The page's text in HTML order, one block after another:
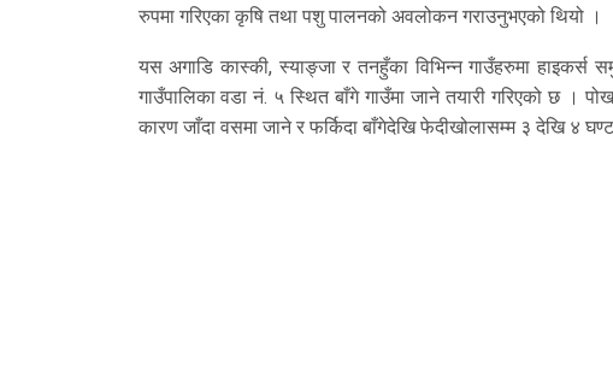
रुपमा गरिएका कृषि तथा पशु पालनको अवलोकन गराउनुभएको थियो ।
यस अगाडि कास्की, स्याङ्जा र तनहुँका विभिन्न गाउँहरुमा हाइकर्स
गाउँपालिका वडा नं. ५ स्थित बाँगे गाउँमा जाने तयारी गरिएको छ ।
कारण जाँदा वसमा जाने र फर्किदा बाँगेदेखि फेदीखोलासम्म ३ देखि ४